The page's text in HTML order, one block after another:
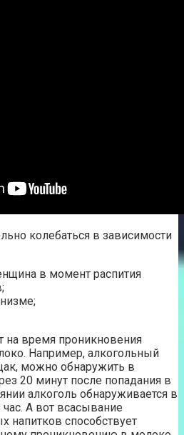
колебаться в зависимости
в момент распития
на время проникновения
Например, алкогольный
можно обнаружить в
20 минут после попадания в
алкоголь обнаруживается в
А вот всасывание
напитков способствует